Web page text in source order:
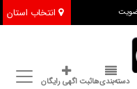
انتخاب استان
دسته‌بندی‌هاثبت اگهی رایگان